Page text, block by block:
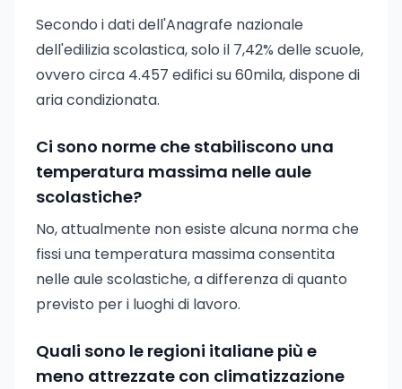
Secondo i dati dell'Anagrafe nazionale
dell'edilizia scolastica, solo il 7,42% delle scuole,
ovvero circa 4.457 edifici su 60mila, dispone di
aria condizionata.
Ci sono norme che stabiliscono una
temperatura massima nelle aule
scolastiche?
No, attualmente non esiste alcuna norma che
fissi una temperatura massima consentita
nelle aule scolastiche, a differenza di quanto
previsto per i luoghi di lavoro.
Quali sono le regioni italiane più e
meno attrezzate con climatizzazione